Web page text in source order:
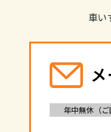
車い
年中無休（ご